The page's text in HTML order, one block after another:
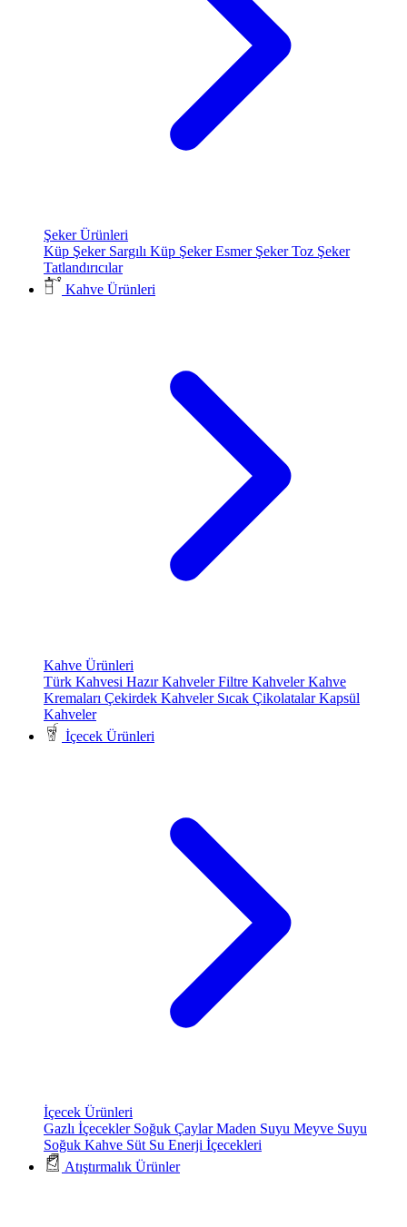
Şeker Ürünleri
Küp Şeker Sargılı Küp ŞekerEsmer ŞekerToz Şeker
Tatlandırıcılar
Kahve Ürünleri
Kahve Ürünleri
Türk Kahvesi Hazır KahvelerFiltre KahvelerKahve
Kremaları Çekirdek Kahveler Sıcak ÇikolatalarKapsül
Kahveler
İçecek Ürünleri
İçecek Ürünleri
Gazlı İçecekler Soğuk ÇaylarMaden Suyu Meyve Suyu
Soğuk Kahve Süt Su Enerji İçecekleri
Atıştırmalık Ürünler